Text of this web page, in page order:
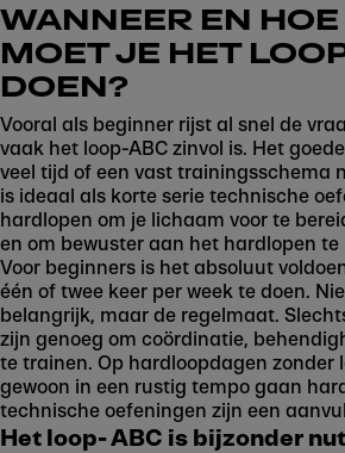
WANNEER EN
MOET JE HET
DOEN?
Vooral als beginner rijst al snel de
vaak het loop-ABC zinvol is. Het
veel tijd of een vast trainingsschema
is ideaal als korte serie technische
hardlopen om je lichaam voor te
en om bewuster aan het hardlopen te
Voor beginners is het absoluut
één of twee keer per week te doen.
belangrijk, maar de regelmaat.
zijn genoeg om coördinatie,
te trainen. Op hardloopdagen zonder
gewoon in een rustig tempo gaan
technische oefeningen zijn een
Het loop- ABC is bijzonder